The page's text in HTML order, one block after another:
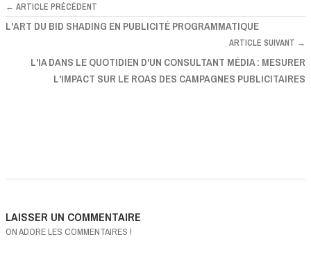
← ARTICLE PRÉCÉDENT
L'ART DU BID SHADING EN PUBLICITÉ PROGRAMMATIQUE
ARTICLE SUIVANT →
L'IA DANS LE QUOTIDIEN D'UN CONSULTANT MÉDIA : MESURER
L'IMPACT SUR LE ROAS DES CAMPAGNES PUBLICITAIRES
LAISSER UN COMMENTAIRE
ON ADORE LES COMMENTAIRES !